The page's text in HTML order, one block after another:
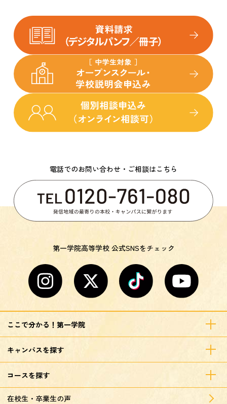
電話でのお問い合わせ・ご相談はこちら
第一学院高等学校 公式SNSをチェック
ここで分かる！第一学院
キャンパスを探す
コースを探す
在校生・卒業生の声